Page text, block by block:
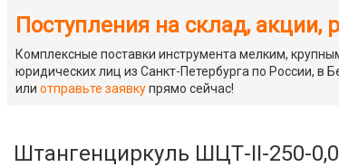
Поступления на склад, акции,
Комплексные поставки инструмента мелким,
юридических лиц из Санкт-Петербурга по России, в
или отправьте заявкупрямо сейчас!
Штангенциркуль ШЦТ-II-250-